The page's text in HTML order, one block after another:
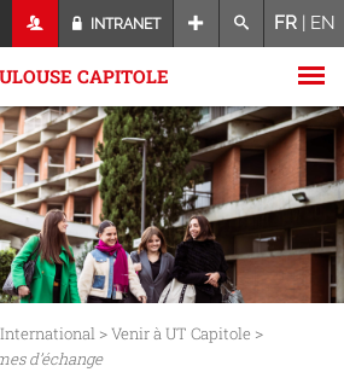
INTRANET FR | EN
CAPITOLE
International >Venir à UT Capitole >
d’échange